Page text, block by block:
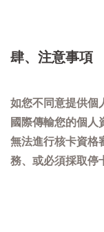
肆、注意事項
如您不同意提供個
國際傳輸您的個人
無法進行核卡資格
務、或必須採取停